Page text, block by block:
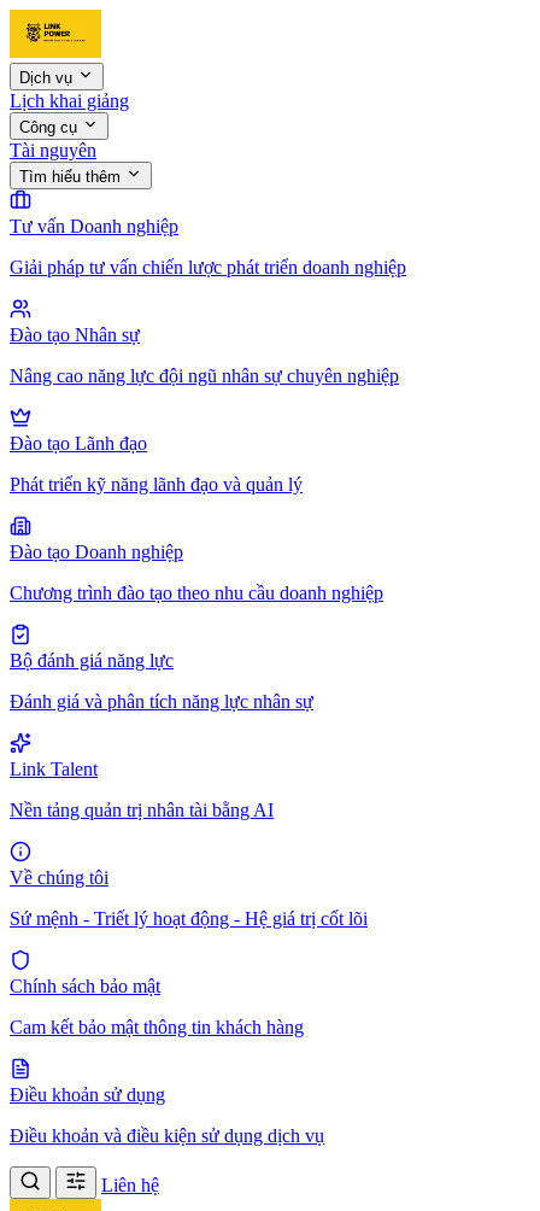
Dịch vụ
Lịch khai giảng
Công cụ
Tài nguyên
Tìm hiểu thêm
Tư vấn Doanh nghiệp
Giải pháp tư vấn chiến lược phát triển doanh nghiệp
Đào tạo Nhân sự
Nâng cao năng lực đội ngũ nhân sự chuyên nghiệp
Đào tạo Lãnh đạo
Phát triển kỹ năng lãnh đạo và quản lý
Đào tạo Doanh nghiệp
Chương trình đào tạo theo nhu cầu doanh nghiệp
Bộ đánh giá năng lực
Đánh giá và phân tích năng lực nhân sự
Link Talent
Nền tảng quản trị nhân tài bằng AI
Về chúng tôi
Sứ mệnh - Triết lý hoạt động - Hệ giá trị cốt lõi
Chính sách bảo mật
Cam kết bảo mật thông tin khách hàng
Điều khoản sử dụng
Điều khoản và điều kiện sử dụng dịch vụ
Liên hệ